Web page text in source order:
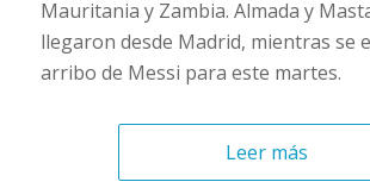
Mauritania y Zambia. Almada y
llegaron desde Madrid, mientras se
arribo de Messi para este martes.
Leer más